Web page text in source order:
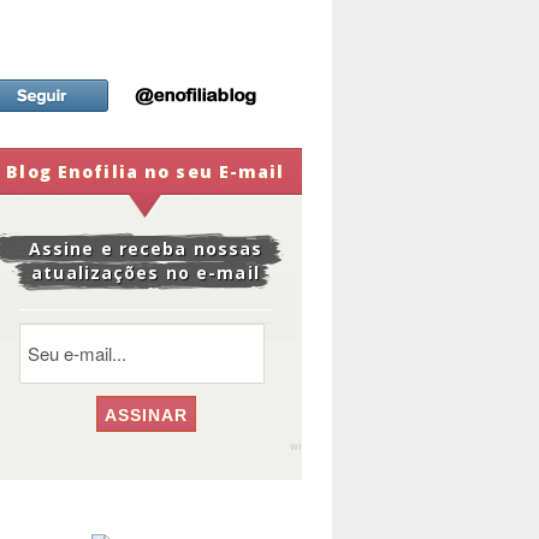
Blog Enofilia no seu E-mail
Assine e receba nossas
atualizações no e-mail
widge